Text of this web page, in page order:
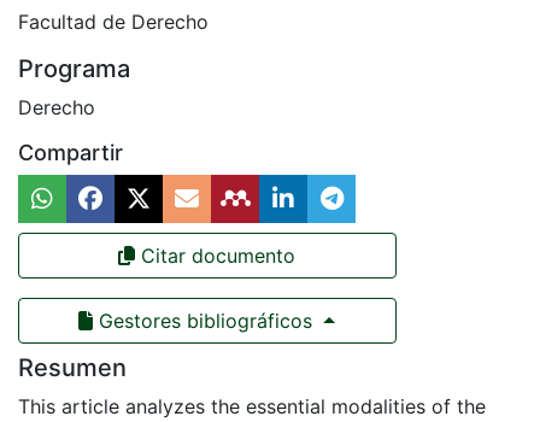
Facultad de Derecho
Programa
Derecho
Compartir
Citar documento
Gestores bibliográficos
Resumen
This article analyzes the essential modalities of the